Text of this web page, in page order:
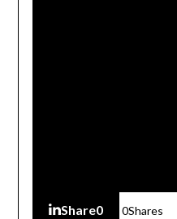
Share0 0Shares